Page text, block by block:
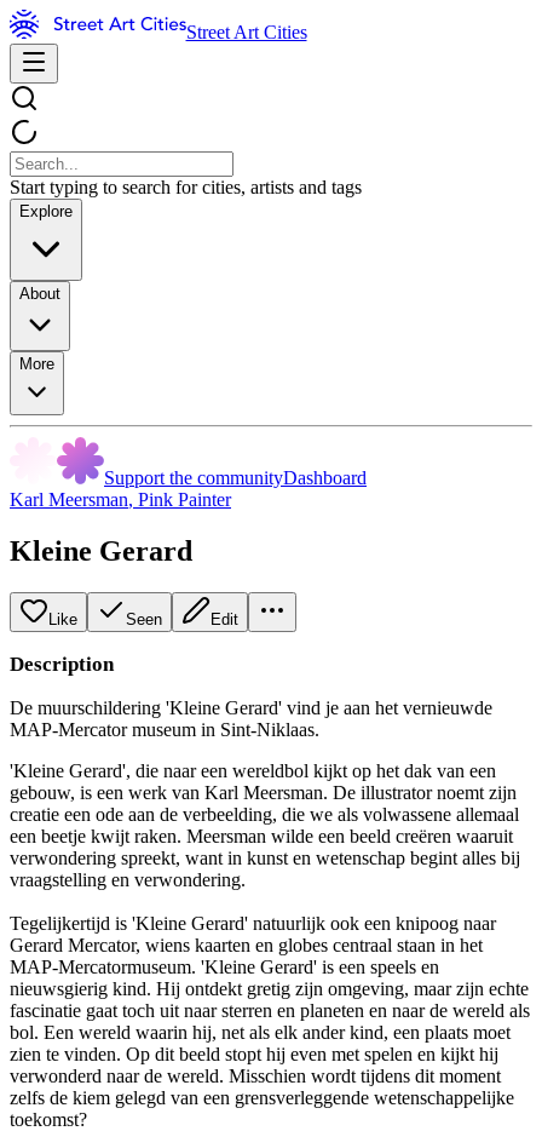
Street Art Cities
Start typing to search for cities, artists and tags
Explore
About
More
Support the communityDashboard
Karl Meersman, Pink Painter
Kleine Gerard
Like Seen Edit
Description
De muurschildering 'Kleine Gerard' vind je aan het vernieuwde
MAP-Mercator museum in Sint-Niklaas.
'Kleine Gerard', die naar een wereldbol kijkt op het dak van een
gebouw, is een werk van Karl Meersman. De illustrator noemt zijn
creatie een ode aan de verbeelding, die we als volwassene allemaal
een beetje kwijt raken. Meersman wilde een beeld creëren waaruit
verwondering spreekt, want in kunst en wetenschap begint alles bij
vraagstelling en verwondering.
Tegelijkertijd is 'Kleine Gerard' natuurlijk ook een knipoog naar
Gerard Mercator, wiens kaarten en globes centraal staan in het
MAP-Mercatormuseum. 'Kleine Gerard' is een speels en
nieuwsgierig kind. Hij ontdekt gretig zijn omgeving, maar zijn echte
fascinatie gaat toch uit naar sterren en planeten en naar de wereld als
bol. Een wereld waarin hij, net als elk ander kind, een plaats moet
zien te vinden. Op dit beeld stopt hij even met spelen en kijkt hij
verwonderd naar de wereld. Misschien wordt tijdens dit moment
zelfs de kiem gelegd van een grensverleggende wetenschappelijke
toekomst?